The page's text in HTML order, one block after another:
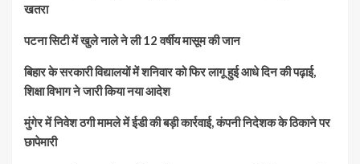
खतरा
पटना सिटी में खुले नाले ने ली 12 वर्षीय मासूम की जान
बिहार के सरकारी विद्यालयों में शनिवार को फिर लागू हुई आधे दिन की पढ़ाई,
शिक्षा विभाग ने जारी किया नया आदेश
मुंगेर में निवेश ठगी मामले में ईडी की बड़ी कार्रवाई, कंपनी निदेशक के ठिकाने पर
छापेमारी